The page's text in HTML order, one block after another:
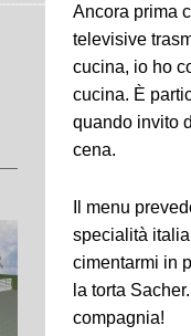
Ancora prima
televisive
cucina, io ho
cucina. È
quando invito
cena.
Il menu
specialità
cimentarmi in
la torta
compagnia!